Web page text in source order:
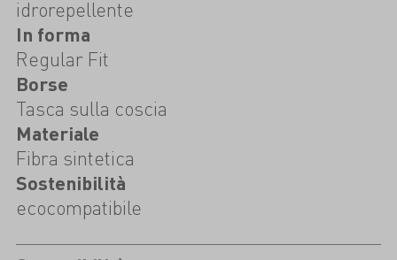
idrorepellente
In forma
Regular Fit
Borse
Tasca sulla coscia
Materiale
Fibra sintetica
Sostenibilità
ecocompatibile